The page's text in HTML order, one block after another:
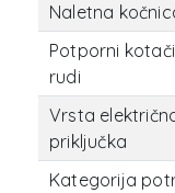
Naletna
Potporni
rudi
Vrsta
priključka
Kategorija